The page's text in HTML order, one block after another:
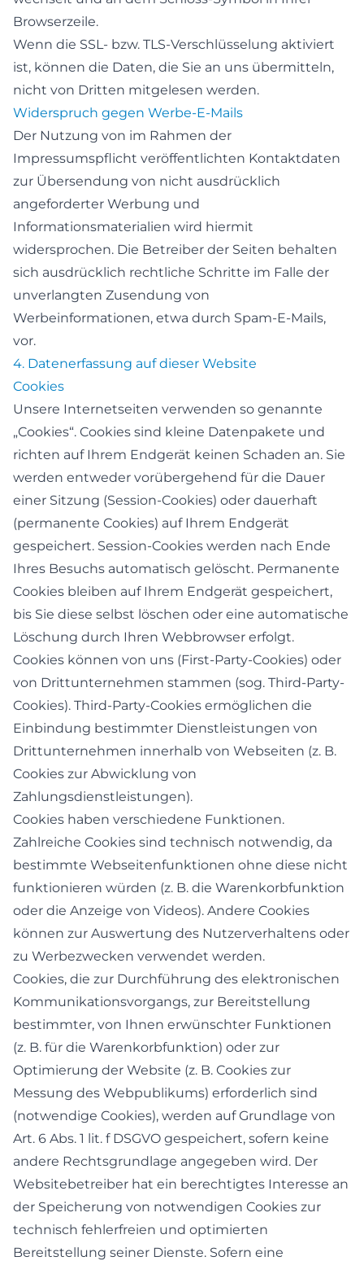
Browserzeile.
Wenn die SSL- bzw. TLS-Verschlüsselung aktiviert
ist, können die Daten, die Sie an uns übermitteln,
nicht von Dritten mitgelesen werden.
Widerspruch gegen Werbe-E-Mails
Der Nutzung von im Rahmen der
Impressumspflicht veröffentlichten Kontaktdaten
zur Übersendung von nicht ausdrücklich
angeforderter Werbung und
Informationsmaterialien wird hiermit
widersprochen. Die Betreiber der Seiten behalten
sich ausdrücklich rechtliche Schritte im Falle der
unverlangten Zusendung von
Werbeinformationen, etwa durch Spam-E-Mails,
vor.
4. Datenerfassung auf dieser Website
Cookies
Unsere Internetseiten verwenden so genannte
„Cookies“. Cookies sind kleine Datenpakete und
richten auf Ihrem Endgerät keinen Schaden an. Sie
werden entweder vorübergehend für die Dauer
einer Sitzung (Session-Cookies) oder dauerhaft
(permanente Cookies) auf Ihrem Endgerät
gespeichert. Session-Cookies werden nach Ende
Ihres Besuchs automatisch gelöscht. Permanente
Cookies bleiben auf Ihrem Endgerät gespeichert,
bis Sie diese selbst löschen oder eine automatische
Löschung durch Ihren Webbrowser erfolgt.
Cookies können von uns (First-Party-Cookies) oder
von Drittunternehmen stammen (sog. Third-Party-
Cookies). Third-Party-Cookies ermöglichen die
Einbindung bestimmter Dienstleistungen von
Drittunternehmen innerhalb von Webseiten (z. B.
Cookies zur Abwicklung von
Zahlungsdienstleistungen).
Cookies haben verschiedene Funktionen.
Zahlreiche Cookies sind technisch notwendig, da
bestimmte Webseitenfunktionen ohne diese nicht
funktionieren würden (z. B. die Warenkorbfunktion
oder die Anzeige von Videos). Andere Cookies
können zur Auswertung des Nutzerverhaltens oder
zu Werbezwecken verwendet werden.
Cookies, die zur Durchführung des elektronischen
Kommunikationsvorgangs, zur Bereitstellung
bestimmter, von Ihnen erwünschter Funktionen
(z. B. für die Warenkorbfunktion) oder zur
Optimierung der Website (z. B. Cookies zur
Messung des Webpublikums) erforderlich sind
(notwendige Cookies), werden auf Grundlage von
Art. 6 Abs. 1 lit. f DSGVO gespeichert, sofern keine
andere Rechtsgrundlage angegeben wird. Der
Websitebetreiber hat ein berechtigtes Interesse an
der Speicherung von notwendigen Cookies zur
technisch fehlerfreien und optimierten
Bereitstellung seiner Dienste. Sofern eine